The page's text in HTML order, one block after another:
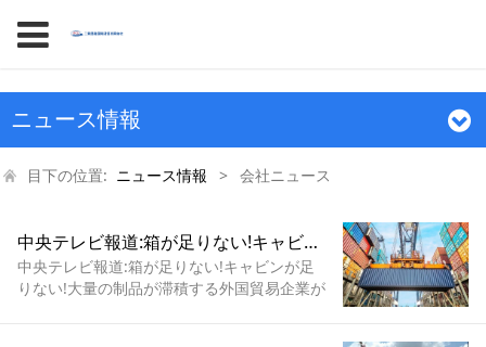
ニュース情報
目下の位置: ニュース情報 > 会社ニュース
中央テレビ報道:箱が足りない!キャビンが足りない!大量の制品が滞積する外国貿易企業があります!受注が急増しているのに、出荷が難しい!どうしたの?
中央テレビ報道:箱が足りない!キャビンが足
りない!大量の制品が滞積する外国貿易企業が